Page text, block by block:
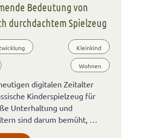
Bedeutung von
durchdachtem Spielzeug
Kleinkind
Wohnen
digitalen Zeitalter
Kinderspielzeug für
Unterhaltung und
sind darum bemüht, …